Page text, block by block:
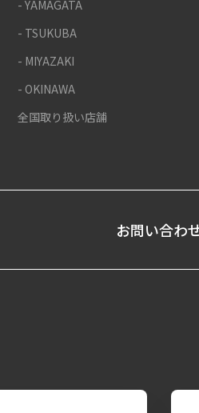
- YAMAGATA
- TSUKUBA
- MIYAZAKI
- OKINAWA
全国取り扱い店舗
お問い合わ